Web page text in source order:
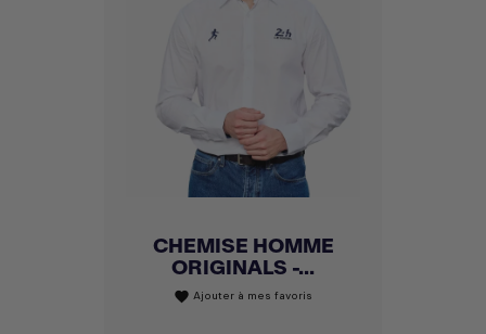
CHEMISE HOMME
ORIGINALS -...
favorite Ajouter à mes favoris